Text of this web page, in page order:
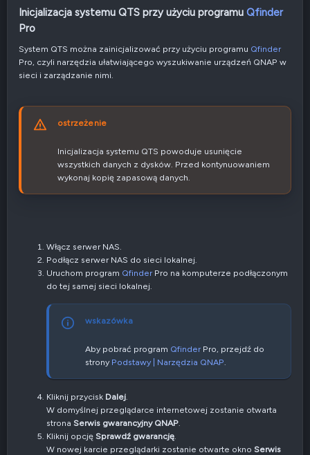
Inicjalizacja systemu QTS przy użyciu programu Qfinder
Pro​
System QTS można zainicjalizować przy użyciu programu Qfinder
Pro, czyli narzędzia ułatwiającego wyszukiwanie urządzeń QNAP w
sieci i zarządzanie nimi.
ostrzeżenie
Inicjalizacja systemu QTS powoduje usunięcie
wszystkich danych z dysków. Przed kontynuowaniem
wykonaj kopię zapasową danych.
Włącz serwer NAS.
Podłącz serwer NAS do sieci lokalnej.
Uruchom program QfinderPro na komputerze podłączonym
do tej samej sieci lokalnej.
wskazówka
Aby pobrać program QfinderPro, przejdź do
strony Podstawy | Narzędzia QNAP
Kliknij przycisk Dalej
W domyślnej przeglądarce internetowej zostanie otwarta
strona Serwis gwarancyjny QNAP
Kliknij opcję Sprawdź gwarancję
W nowej karcie przeglądarki zostanie otwarte okno Serwis